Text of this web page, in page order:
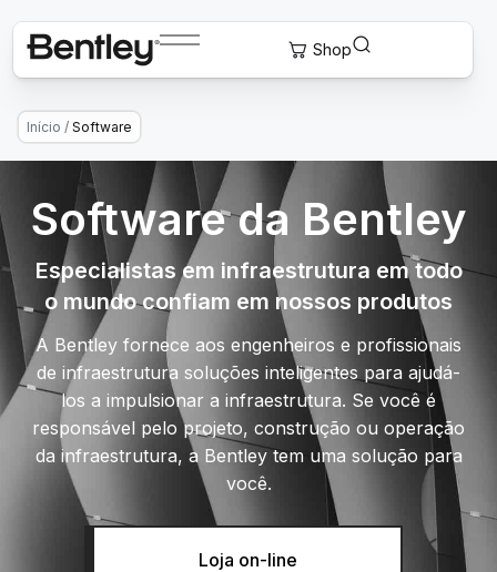
Início / Software
Software da Bentley
Especialistas em infraestrutura em todo
o mundo confiam em nossos produtos
A Bentley fornece aos engenheiros e profissionais
de infraestrutura soluções inteligentes para ajudá-
los a impulsionar a infraestrutura. Se você é
responsável pelo projeto, construção ou operação
da infraestrutura, a Bentley tem uma solução para
você.
Loja on-line